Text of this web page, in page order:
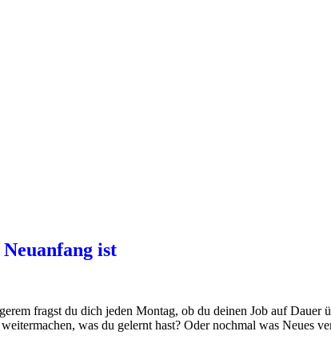
ist
fragst du dich jeden Montag, ob du deinen Job auf Dauer
was du gelernt hast? Oder nochmal was Neues